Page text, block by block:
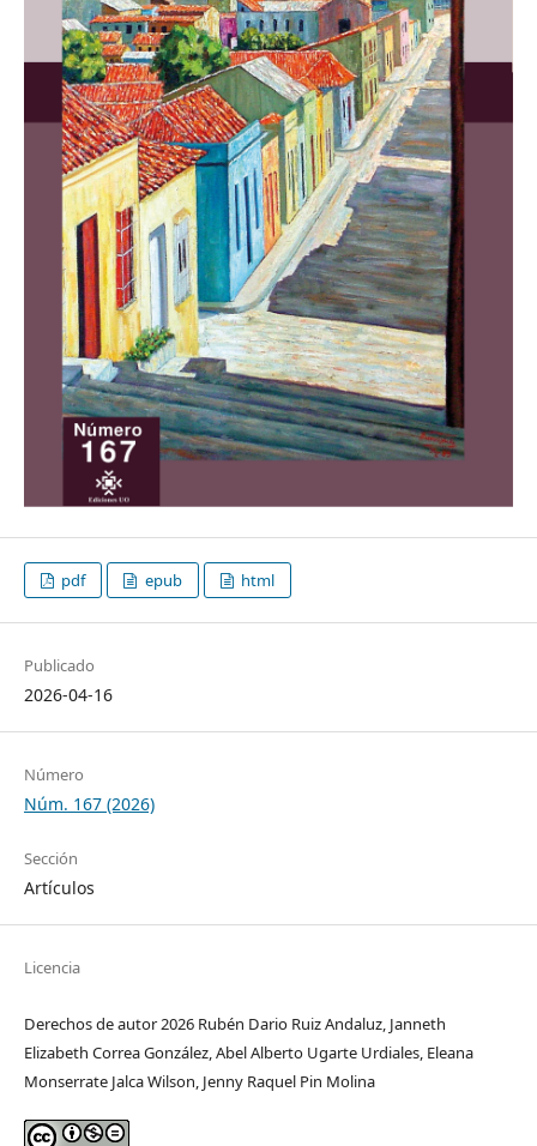
pdf epub html
Publicado
2026-04-16
Número
Núm. 167 (2026)
Sección
Artículos
Licencia
Derechos de autor 2026 Rubén Dario Ruiz Andaluz, Janneth
Elizabeth Correa González, Abel Alberto Ugarte Urdiales, Eleana
Monserrate Jalca Wilson, Jenny Raquel Pin Molina